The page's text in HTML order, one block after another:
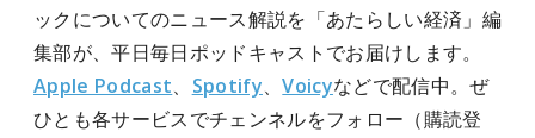
ックについてのニュース解説を「あたらしい経済」編
集部が、平日毎日ポッドキャストでお届けします。
Apple Podcast、 Spotify、Voicyなどで配信中。ぜ
ひとも各サービスでチェンネルをフォロー（購読登